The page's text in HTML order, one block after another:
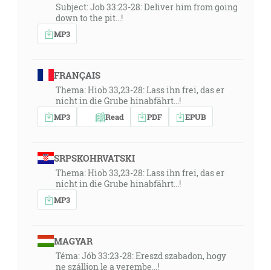
Subject: Job 33:23-28: Deliver him from going
down to the pit...!
MP3
FRANÇAIS
Thema: Hiob 33,23-28: Lass ihn frei, das er
nicht in die Grube hinabfährt...!
MP3 Read PDF EPUB
SRPSKOHRVATSKI
Thema: Hiob 33,23-28: Lass ihn frei, das er
nicht in die Grube hinabfährt...!
MP3
MAGYAR
Téma: Jób 33:23-28: Ereszd szabadon, hogy
ne szálljon le a verembe...!